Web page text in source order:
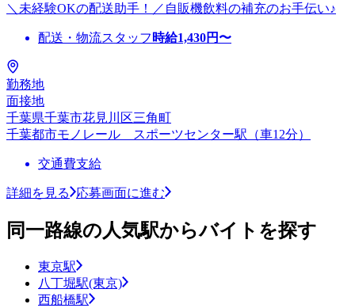
＼未経験OKの配送助手！／自販機飲料の補充のお手伝い♪
配送・物流スタッフ 時給1,430円〜
勤務地
面接地
千葉県千葉市花見川区三角町
千葉都市モノレール スポーツセンター駅（車12分）
交通費支給
詳細を見る 応募画面に進む
同一路線の人気駅からバイトを探す
東京駅
八丁堀駅(東京)
西船橋駅